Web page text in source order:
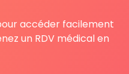
accéder facilement
un RDV médical en